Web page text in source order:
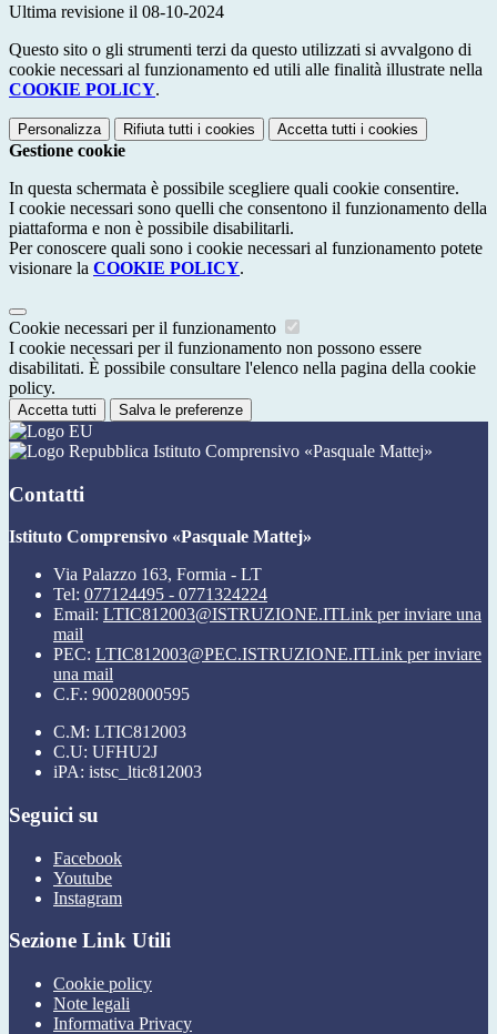
Ultima revisione il 08-10-2024
Questo sito o gli strumenti terzi da questo utilizzati si avvalgono di
cookie necessari al funzionamento ed utili alle finalità illustrate nella
COOKIE POLICY.
Personalizza Rifiuta tutti i cookies Accetta tutti i cookies
Gestione cookie
In questa schermata è possibile scegliere quali cookie consentire.
I cookie necessari sono quelli che consentono il funzionamento della
piattaforma e non è possibile disabilitarli.
Per conoscere quali sono i cookie necessari al funzionamento potete
visionare la COOKIE POLICY.
Cookie necessari per il funzionamento
I cookie necessari per il funzionamento non possono essere
disabilitati. È possibile consultare l'elenco nella pagina della cookie
policy.
Accetta tutti Salva le preferenze
Istituto Comprensivo «Pasquale Mattej»
Contatti
Istituto Comprensivo «Pasquale Mattej»
Via Palazzo 163, Formia - LT
Tel: 077124495 - 0771324224
Email: LTIC812003@ISTRUZIONE.ITLink per inviare una
mail
PEC: LTIC812003@PEC.ISTRUZIONE.ITLink per inviare
una mail
C.F.: 90028000595
C.M: LTIC812003
C.U: UFHU2J
iPA: istsc_ltic812003
Seguici su
Facebook
Youtube
Instagram
Sezione Link Utili
Cookie policy
Note legali
Informativa Privacy